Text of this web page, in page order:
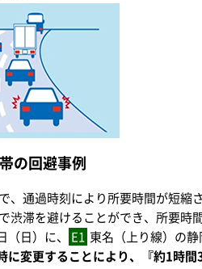
の回避事例
、通過時刻により所要時間が短縮
渋滞を避けることができ、所要時
日）に、
E1 東名（上り線）の静
変更することにより、『約1時間